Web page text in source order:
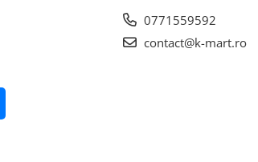
0771559592
contact@k-mart.ro